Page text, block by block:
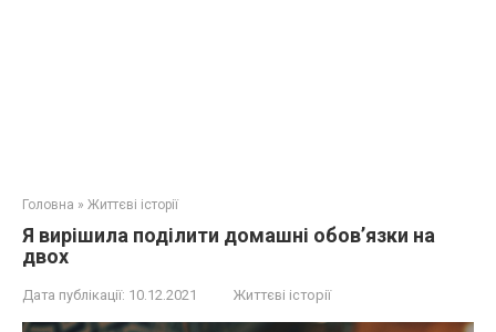
Головна » Життєві історії
Я вирішила поділити домашні обов’язки на
двох
Дата публікації: 10.12.2021 Життєві історії